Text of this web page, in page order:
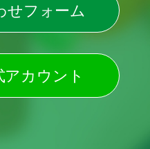
せフォーム
アカウント